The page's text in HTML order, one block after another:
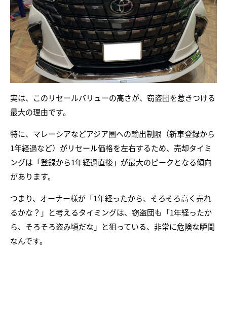
実は、このリセールバリューの高さが、窃盗団を惹きつける
最大の理由です。
特に、マレーシアなどアジア圏への輸出制限（新車登録から
1年経過など）がリセール価格を左右するため、売却タイミ
ングは「登録から1年経過直後」が最大のピークとなる傾向
があります。
つまり、オーナー様が「1年経ったから、そろそろ高く売れ
るかな？」と考えるタイミングは、窃盗団も「1年経ったか
ら、そろそろ盗み頃だな」と狙っている、非常に危険な瞬間
なんです。